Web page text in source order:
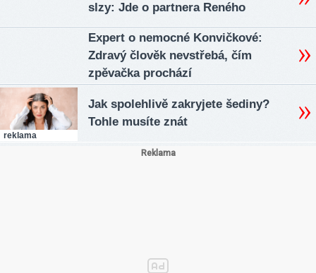
slzy: Jde o partnera Reného
Expert o nemocné Konvičkové:
Zdravý člověk nevstřebá, čím
zpěvačka prochází
reklama
Jak spolehlivě zakryjete šediny?
Tohle musíte znát